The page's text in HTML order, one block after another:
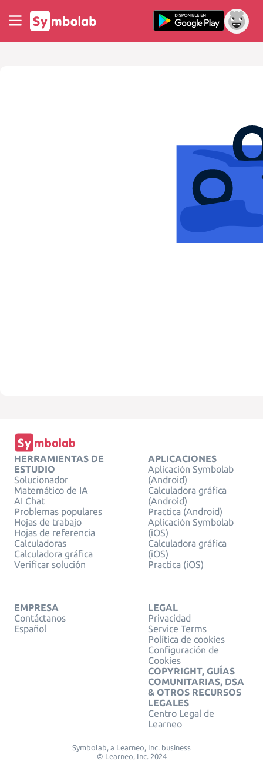
HERRAMIENTAS DE
ESTUDIO
Solucionador
Matemático de IA
AI Chat
Problemas populares
Hojas de trabajo
Hojas de referencia
Calculadoras
Calculadora gráfica
Verificar solución
APLICACIONES
Aplicación Symbolab
(Android)
Calculadora gráfica
(Android)
Practica (Android)
Aplicación Symbolab
(iOS)
Calculadora gráfica
(iOS)
Practica (iOS)
EMPRESA
Contáctanos
Español
LEGAL
Privacidad
Service Terms
Política de cookies
Configuración de
Cookies
COPYRIGHT, GUÍAS
COMUNITARIAS, DSA
& OTROS RECURSOS
LEGALES
Centro Legal de
Learneo
Symbolab, a Learneo, Inc. business
© Learneo, Inc. 2024